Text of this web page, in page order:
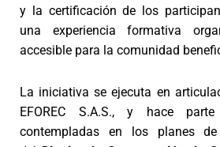
y la certificación de los
una experiencia formativa
accesible para la comunidad
La iniciativa se ejecuta en
EFOREC S.A.S., y hace
contempladas en los planes de